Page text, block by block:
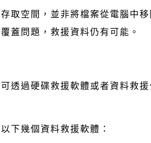
取空間，並非將檔案從電腦中
蓋問題，救援資料仍有可能。
透過硬碟救援軟體或者資料救
下幾個資料救援軟體：